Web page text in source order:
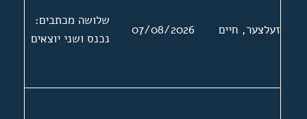
זעלצער, חיים 07/08/2026
שלושה מכתבים:
נכנס ושני יוצאים